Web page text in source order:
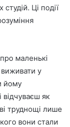
Ці події
маленькі
у
йому
відчуваєш як
труднощі лише
вони стали